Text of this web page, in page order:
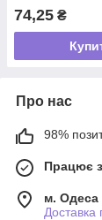
74,25 ₴
Про нас
98%
Працює
м. Одеса
Доставка